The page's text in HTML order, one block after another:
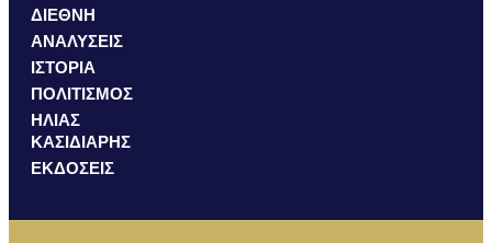
ΔΙΕΘΝΗ
ΑΝΑΛΥΣΕΙΣ
ΙΣΤΟΡΙΑ
ΠΟΛΙΤΙΣΜΟΣ
ΗΛΙΑΣ
ΚΑΣΙΔΙΑΡΗΣ
ΕΚΔΟΣΕΙΣ